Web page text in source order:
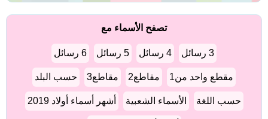
تصفح الأسماء مع
3 رسائل 4 رسائل 5 رسائل 6 رسائل
مقطع واحد من1 مقاطع2 مقاطع3 حسب البلد
حسب اللغة الأسماء الشعبية أشهر أسماء أولاد 2019